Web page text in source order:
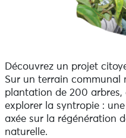
Découvrez un projet
Sur un terrain communal
plantation de 200 arbres,
explorer la syntropie :
axée sur la régénération
naturelle.